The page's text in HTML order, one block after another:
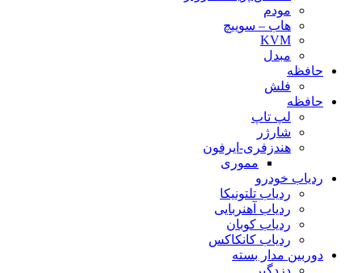
مودم
هاب – سوییچ
KVM
مبدل
حافظه
فلش
حافظه
لپ تاپ
شارژر
هندزفری-ایرفون
مموری
ردیاب خودرو
ردیاب تلتونیکا
ردیاب آهنربایی
ردیاب کوبان
ردیاب کانکاکس
دوربین مدار بسته
دزدگیر